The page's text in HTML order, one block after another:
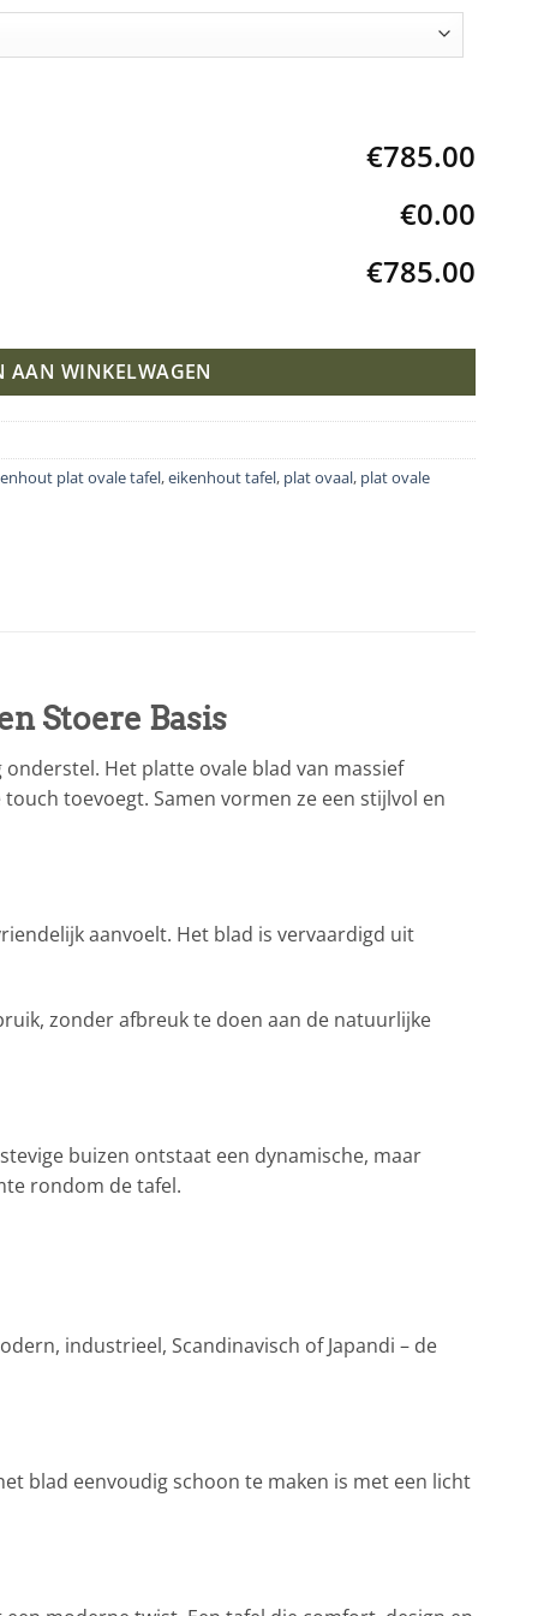
€785.00
€0.00
€785.00
AAN WINKELWAGEN
plat ovale tafel,eikenhout tafel, plat ovaal, plat ovale
Stoere Basis
Het platte ovale blad van massief
toevoegt. Samen vormen ze een stijlvol en
aanvoelt. Het blad is vervaardigd uit
zonder afbreuk te doen aan de natuurlijke
buizen ontstaat een dynamische, maar
rondom de tafel.
industrieel, Scandinavisch of Japandi – de
blad eenvoudig schoon te maken is met een licht